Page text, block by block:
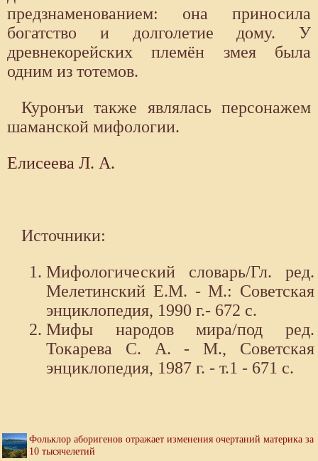
предзнаменованием: она приносила
богатство и долголетие дому. У
древнекорейских племён змея была
одним из тотемов.
Куронъи также являлась персонажем
шаманской мифологии.
Елисеева Л. А.
Источники:
Мифологический словарь/Гл. ред.
Мелетинский Е.М. - М.: Советская
энциклопедия, 1990 г.- 672 с.
Мифы народов мира/под ред.
Токарева С. А. - М., Советская
энциклопедия, 1987 г. - т.1 - 671 с.
Фольклор аборигенов отражает изменения очертаний материка за
10 тысячелетий